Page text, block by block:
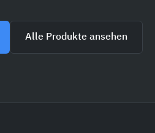
Alle Produkte ansehen